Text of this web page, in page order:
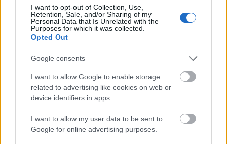
I want to opt-out of Collection, Use,
Retention, Sale, and/or Sharing of my
Personal Data that Is Unrelated with the
Purposes for which it was collected.
Opted Out
Google consents
I want to allow Google to enable storage
related to advertising like cookies on web or
device identifiers in apps.
I want to allow my user data to be sent to
Google for online advertising purposes.
Kós Károly utca 2 szám (unitárius templom
udvara) 0754902518, 0735533260
Kézdivásárhely: Szőcs Zoltán 0742456918
Barót: Bányairoda, Demeter Zoltán
0746089140
Vargyas: Dobai Mária 0744829670